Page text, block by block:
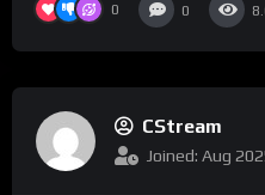
0 0
CStream
Joined: Aug